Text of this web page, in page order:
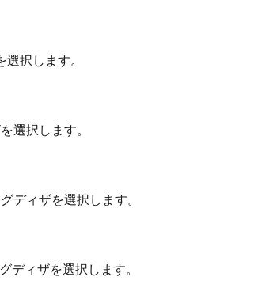
択します。
選択します。
ディザを選択します。
ディザを選択します。